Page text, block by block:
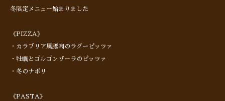
冬限定メニュー始まりました
《PIZZA》
・カラブリア風豚肉のラグーピッツァ
・牡蠣とゴルゴンゾーラのピッツァ
・冬のナポリ
《PASTA》